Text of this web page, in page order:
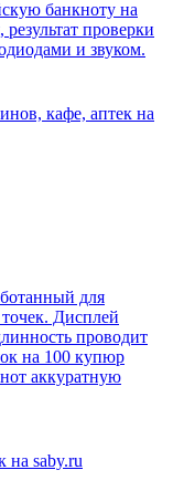
банкноту на
проверки
и звуком.
для
Дисплей
проводит
на 100 купюр
аккуратную